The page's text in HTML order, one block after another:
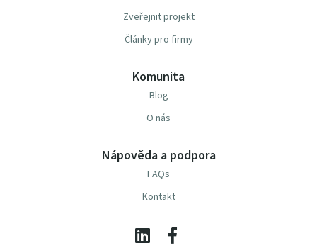
Zveřejnit projekt
Články pro firmy
Komunita
Blog
O nás
Nápověda a podpora
FAQs
Kontakt